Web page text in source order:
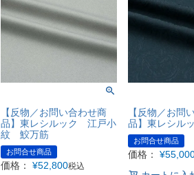
【反物／お問い合わせ商
品】東レシルック 江戸小
紋 鮫万筋
お問合せ商品
価格： ¥52,800税込
【反物／お問
品】東レシル
お問合せ商品
価格： ¥